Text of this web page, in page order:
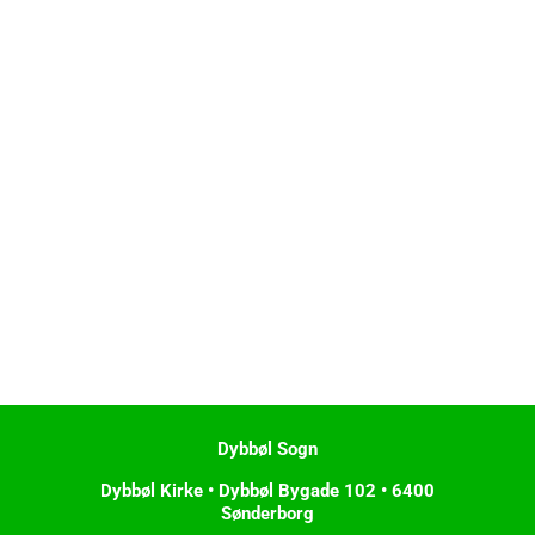
Dybbøl Sogn
Dybbøl Kirke • Dybbøl Bygade 102 • 6400
Sønderborg